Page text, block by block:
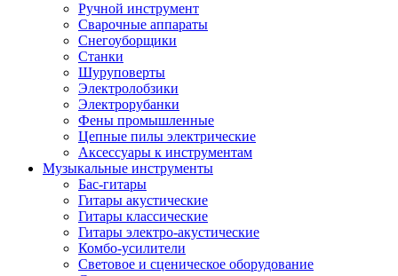
Ручной инструмент
Сварочные аппараты
Снегоуборщики
Станки
Шуруповерты
Электролобзики
Электрорубанки
Фены промышленные
Цепные пилы электрические
Аксессуары к инструментам
Музыкальные инструменты
Бас-гитары
Гитары акустические
Гитары классические
Гитары электро-акустические
Комбо-усилители
Световое и сценическое оборудование